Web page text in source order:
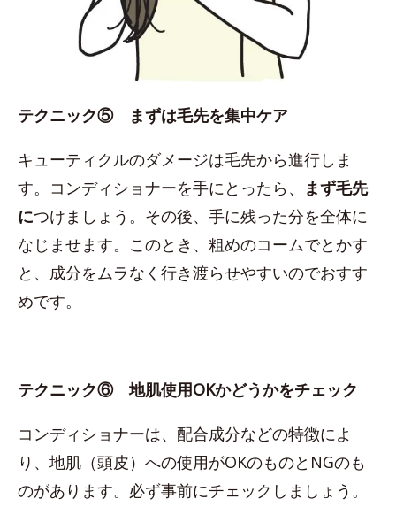
テクニック⑤ まずは毛先を集中ケア
キューティクルのダメージは毛先から進行しま
す。コンディショナーを手にとったら、
まず毛先
につけましょう。その後、手に残った分を全体に
なじませます。このとき、粗めのコームでとかす
と、成分をムラなく行き渡らせやすいのでおすす
めです。
テクニック⑥ 地肌使用OKかどうかをチェック
コンディショナーは、配合成分などの特徴によ
り、地肌（頭皮）への使用がOKのものとNGのも
のがあります。必ず事前にチェックしましょう。